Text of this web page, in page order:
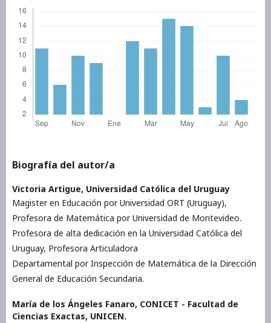
Biografía del autor/a
Victoria Artigue, Universidad Católica del Uruguay
Magister en Educación por Universidad ORT (Uruguay),
Profesora de Matemática por Universidad de Montevideo.
Profesora de alta dedicación en la Universidad Católica del
Uruguay, Profesora Articuladora
Departamental por Inspección de Matemática de la Dirección
General de Educación Secundaria.
María de los Ángeles Fanaro, CONICET - Facultad de
Ciencias Exactas, UNICEN.